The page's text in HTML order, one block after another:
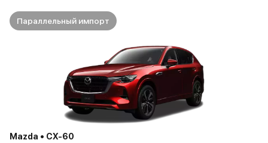
Параллельный импорт
Mazda • CX-60